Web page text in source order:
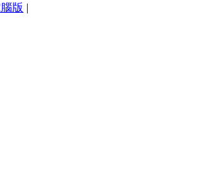
版 |